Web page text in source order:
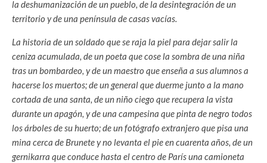
la deshumanización de un pueblo, de la desintegración de un
territorio y de una península de casas vacías.
La historia de un soldado que se raja la piel para dejar salir la
ceniza acumulada, de un poeta que cose la sombra de una niña
tras un bombardeo, y de un maestro que enseña a sus alumnos a
hacerse los muertos; de un general que duerme junto a la mano
cortada de una santa, de un niño ciego que recupera la vista
durante un apagón, y de una campesina que pinta de negro todos
los árboles de su huerto; de un fotógrafo extranjero que pisa una
mina cerca de Brunete y no levanta el pie en cuarenta años, de un
gernikarra que conduce hasta el centro de París una camioneta